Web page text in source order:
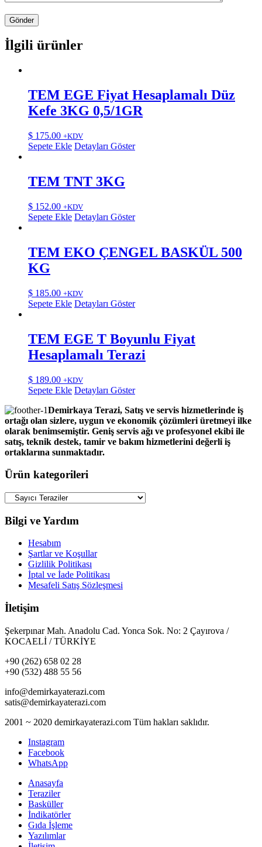
İlgili ürünler
TEM EGE Fiyat Hesaplamalı Düz
Kefe 3KG 0,5/1GR
$ 175.00 +KDV
Sepete Ekle Detayları Göster
TEM TNT 3KG
$ 152.00 +KDV
Sepete Ekle Detayları Göster
TEM EKO ÇENGEL BASKÜL 500
KG
$ 185.00 +KDV
Sepete Ekle Detayları Göster
TEM EGE T Boyunlu Fiyat
Hesaplamalı Terazi
$ 189.00 +KDV
Sepete Ekle Detayları Göster
Demirkaya Terazi, Satış ve servis hizmetlerinde iş
ortağı olan sizlere, uygun ve ekonomik çözümleri üretmeyi ilke
olarak benimsemiştir. Geniş servis ağı ve profesyonel ekibi ile
satış, teknik destek, tamir ve bakım hizmetlerini değerli iş
ortaklarına sunmaktadır.
Ürün kategorileri
Bilgi ve Yardım
Hesabım
Şartlar ve Koşullar
Gizlilik Politikası
İptal ve İade Politikası
Mesafeli Satış Sözleşmesi
İletişim
Şekerpınar Mah. Anadolu Cad. Yonca Sok. No: 2 Çayırova /
KOCAELİ / TÜRKİYE
+90 (262) 658 02 28
+90 (532) 488 55 56
info@demirkayaterazi.com
satis@demirkayaterazi.com
2001 ~ 2020 demirkayaterazi.com Tüm hakları saklıdır.
Instagram
Facebook
WhatsApp
Anasayfa
Teraziler
Basküller
İndikatörler
Gıda İşleme
Yazılımlar